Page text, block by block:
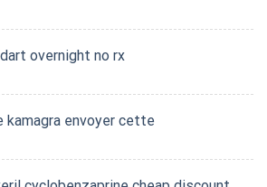
overnight no rx
kamagra envoyer cette